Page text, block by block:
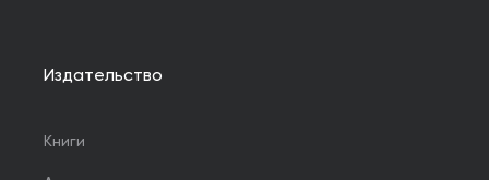
Издательство
Книги